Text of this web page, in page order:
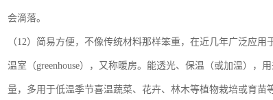
会滴落。
（12）简易方便，不像传统材料那样笨重，在近几年广泛应用
温室（greenhouse），又称暖房。能透光、保温（或加温）
量，多用于低温季节喜温蔬菜、花卉、林木等植物栽培或育